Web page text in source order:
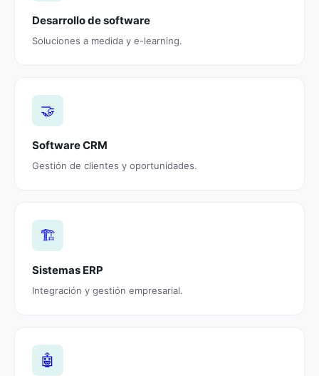
Desarrollo de software
Soluciones a medida y e-learning.
🤝
Software CRM
Gestión de clientes y oportunidades.
🏗️
Sistemas ERP
Integración y gestión empresarial.
🤖